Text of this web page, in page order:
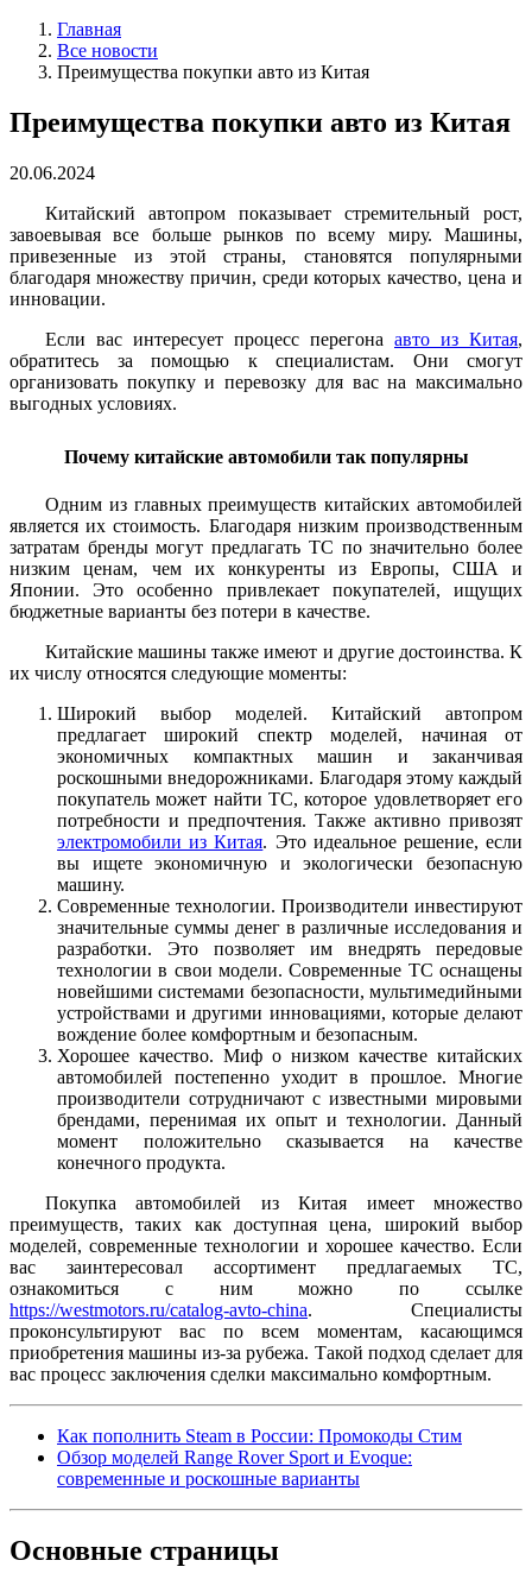
Главная
Все новости
Преимущества покупки авто из Китая
Преимущества покупки авто из Китая
20.06.2024
Китайский автопром показывает стремительный рост,
завоевывая все больше рынков по всему миру. Машины,
привезенные из этой страны, становятся популярными
благодаря множеству причин, среди которых качество, цена и
инновации.
Если вас интересует процесс перегона авто из Китая,
обратитесь за помощью к специалистам. Они смогут
организовать покупку и перевозку для вас на максимально
выгодных условиях.
Почему китайские автомобили так популярны
Одним из главных преимуществ китайских автомобилей
является их стоимость. Благодаря низким производственным
затратам бренды могут предлагать ТС по значительно более
низким ценам, чем их конкуренты из Европы, США и
Японии. Это особенно привлекает покупателей, ищущих
бюджетные варианты без потери в качестве.
Китайские машины также имеют и другие достоинства. К
их числу относятся следующие моменты:
Широкий выбор моделей. Китайский автопром
предлагает широкий спектр моделей, начиная от
экономичных компактных машин и заканчивая
роскошными внедорожниками. Благодаря этому каждый
покупатель может найти ТС, которое удовлетворяет его
потребности и предпочтения. Также активно привозят
электромобили из Китая. Это идеальное решение, если
вы ищете экономичную и экологически безопасную
машину.
Современные технологии. Производители инвестируют
значительные суммы денег в различные исследования и
разработки. Это позволяет им внедрять передовые
технологии в свои модели. Современные ТС оснащены
новейшими системами безопасности, мультимедийными
устройствами и другими инновациями, которые делают
вождение более комфортным и безопасным.
Хорошее качество. Миф о низком качестве китайских
автомобилей постепенно уходит в прошлое. Многие
производители сотрудничают с известными мировыми
брендами, перенимая их опыт и технологии. Данный
момент положительно сказывается на качестве
конечного продукта.
Покупка автомобилей из Китая имеет множество
преимуществ, таких как доступная цена, широкий выбор
моделей, современные технологии и хорошее качество. Если
вас заинтересовал ассортимент предлагаемых ТС,
ознакомиться с ним можно по ссылке
https://westmotors.ru/catalog-avto-china. Специалисты
проконсультируют вас по всем моментам, касающимся
приобретения машины из-за рубежа. Такой подход сделает для
вас процесс заключения сделки максимально комфортным.
Как пополнить Steam в России: Промокоды Стим
Обзор моделей Range Rover Sport и Evoque:
современные и роскошные варианты
Основные страницы